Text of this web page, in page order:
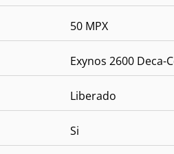
50 MPX
Exynos 2600 Deca-
Liberado
Si